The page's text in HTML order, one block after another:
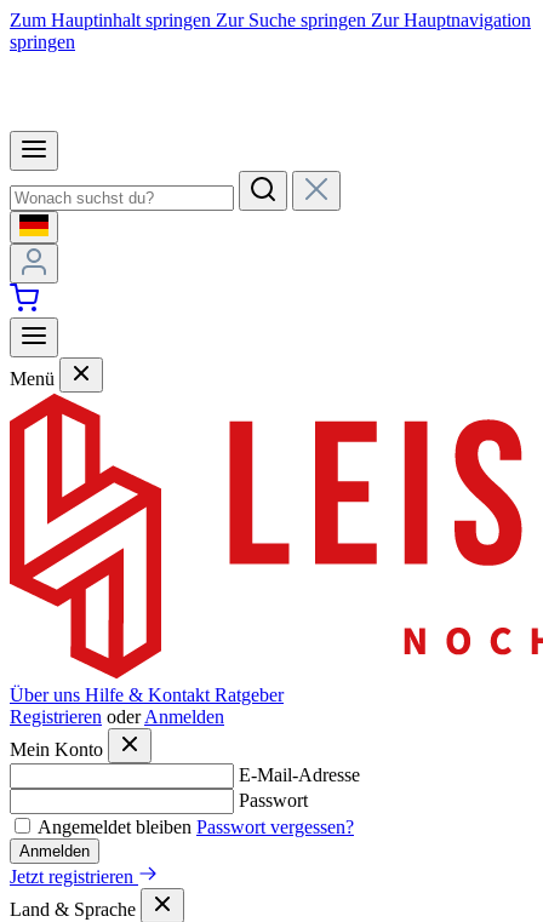
Zum Hauptinhalt springen Zur Suche springen Zur Hauptnavigation
springen
Menü
Über uns Hilfe & Kontakt Ratgeber
Registrieren oder Anmelden
Mein Konto
E-Mail-Adresse
Passwort
Angemeldet bleiben Passwort vergessen?
Anmelden
Jetzt registrieren
Land & Sprache